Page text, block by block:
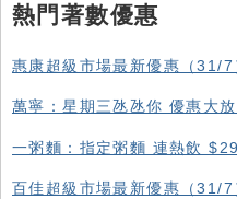
熱門著數優惠
惠康超級市場最新優惠（31/7
萬寧：星期三氹氹你 優惠大放
一粥麵：指定粥麵 連熱飲
百佳超級市場最新優惠（31/7